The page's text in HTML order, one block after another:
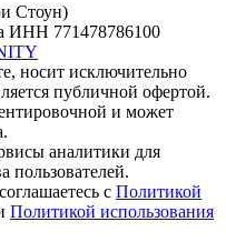
Стоун)
ИНН 771478786100
носит исключительно
публичной офертой.
и может
аналитики для
пользователей.
с Политикой
Политикой использования